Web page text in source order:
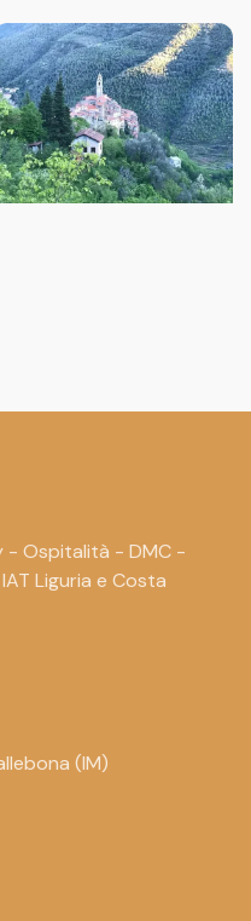
- Ospitalità - DMC -
Liguria e Costa
(IM)